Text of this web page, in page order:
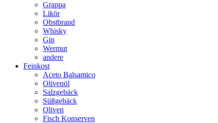
Grappa
Likör
Obstbrand
Whisky
Gin
Wermut
andere
Feinkost
Aceto Balsamico
Olivenöl
Salzgebäck
Süßgebäck
Oliven
Fisch Konserven